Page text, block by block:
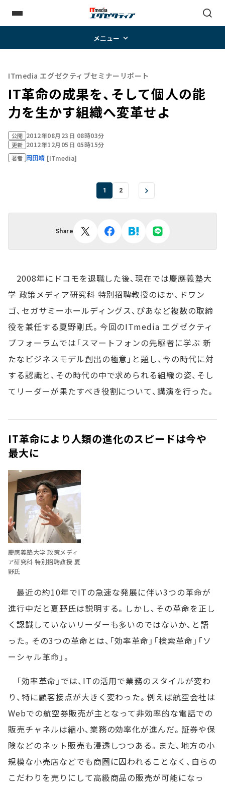
メニュー
ITmedia エグゼクティブセミナーリポート
IT革命の成果を、そして個人の能
力を生かす組織へ変革せよ
公開 2012年08月23日 08時03分
更新 2012年12月05日 05時15分
著者 岡田靖 [ITmedia]
1 2
Share
2008年にドコモを退職した後、現在では慶應義塾大
学 政策メディア研究科 特別招聘教授のほか、ドワン
ゴ、セガサミーホールディングス、ぴあなど複数の取締
役を兼任する夏野剛氏。今回のITmedia エグゼクティ
ブフォーラムでは「スマートフォンの先駆者に学ぶ 新
たなビジネスモデル創出の極意」と題し、今の時代に対
する認識と、その時代の中で求められる組織の姿、そし
てリーダーが果たすべき役割について、講演を行った。
IT革命により人類の進化のスピードは今や
最大に
慶應義塾大学 政策メディ
ア研究科 特別招聘教授 夏
野氏
最近の約10年でITの急速な発展に伴い3つの革命が
進行中だと夏野氏は説明する。しかし、その革命を正し
く認識していないリーダーも多いのではないか、と語
った。その3つの革命とは、「効率革命」「検索革命」「ソ
ーシャル革命」。
「効率革命」では、ITの活用で業務のスタイルが変わ
り、特に顧客接点が大きく変わった。例えば航空会社は
Webでの航空券販売が主となって非効率的な電話での
販売チャネルは縮小、業務の効率化が進んだ。証券や保
険などのネット販売も浸透しつつある。また、地方の小
規模な小売店などでも商圏に囚われることなく、自らの
こだわりを売りにして高級商品の販売が可能になっ